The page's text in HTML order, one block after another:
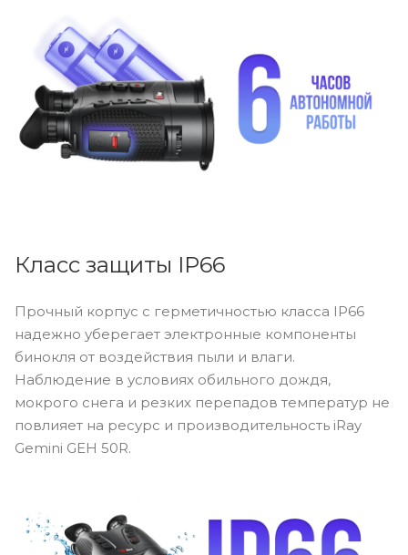
Класс защиты IP66
Прочный корпус с герметичностью класса IP66
надежно уберегает электронные компоненты
бинокля от воздействия пыли и влаги.
Наблюдение в условиях обильного дождя,
мокрого снега и резких перепадов температур не
повлияет на ресурс и производительность iRay
Gemini GEH 50R.